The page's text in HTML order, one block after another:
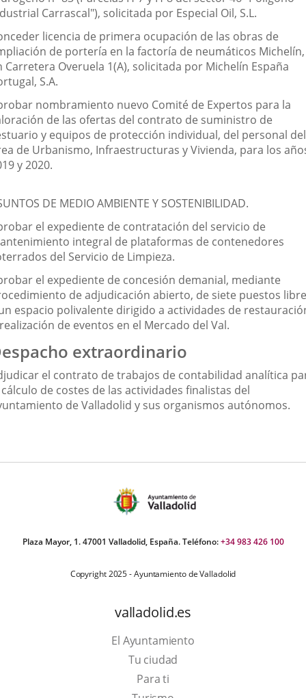
Carrascal"), solicitada por Especial Oil, S.L.
licencia de primera ocupación de las obras de
de portería en la factoría de neumáticos Michelín,
Carretera Overuela 1(A), solicitada por Michelín España
S.A.
nombramiento nuevo Comité de Expertos para la
de las ofertas del contrato de suministro de
y equipos de protección individual, del personal del
de Urbanismo, Infraestructuras y Vivienda, para los
y 2020.
DE MEDIO AMBIENTE Y SOSTENIBILIDAD.
el expediente de contratación del servicio de
integral de plataformas de contenedores
del Servicio de Limpieza.
el expediente de concesión demanial, mediante
de adjudicación abierto, de siete puestos
espacio polivalente dirigido a actividades de
de eventos en el Mercado del Val.
extraordinario
el contrato de trabajos de contabilidad analítica
de costes de las actividades finalistas del
de Valladolid y sus organismos autónomos.
Plaza Mayor, 1. 47001 Valladolid, España. Teléfono:+34 983 426 100
Copyright 2025 - Ayuntamiento de Valladolid
valladolid.es
El Ayuntamiento
Tu ciudad
Para ti